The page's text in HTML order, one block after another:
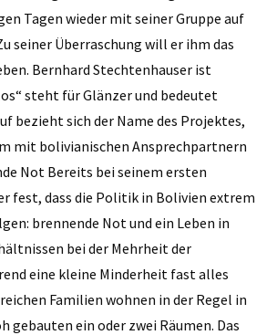
Tagen wieder mit seiner Gruppe auf
seiner Überraschung will er ihm das
Bernhard Stechtenhauser ist
steht für Glänzer und bedeutet
bezieht sich der Name des Projektes,
mit bolivianischen Ansprechpartnern
Not Bereits bei seinem ersten
fest, dass die Politik in Bolivien extrem
brennende Not und ein Leben in
bei der Mehrheit der
eine kleine Minderheit fast alles
Familien wohnen in der Regel in
gebauten ein oder zwei Räumen. Das